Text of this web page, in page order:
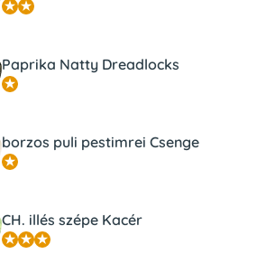
Paprika Natty Dreadlocks
borzos puli pestimrei Csenge
CH. illés szépe Kacér